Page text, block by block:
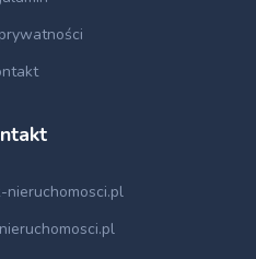
nieruchomosci.pl